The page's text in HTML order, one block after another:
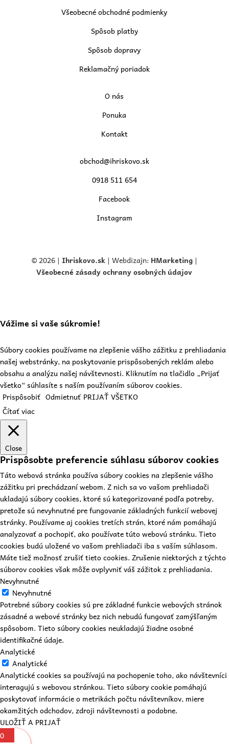
Všeobecné obchodné podmienky
Spôsob platby
Spôsob dopravy
Reklamačný poriadok
O nás
Ponuka
Kontakt
obchod@ihriskovo.sk
0918 511 654
Facebook
Instagram
© 2026 | Ihriskovo.sk| Webdizajn: HMarketing |
Všeobecné zásady ochrany osobných údajov
Vážime si vaše súkromie!
Súbory cookies používame na zlepšenie vášho zážitku z prehliadania
našej webstránky, na poskytovanie prispôsobených reklám alebo
obsahu a analýzu našej návštevnosti. Kliknutím na tlačidlo „Prijať
všetko“ súhlasíte s naším používaním súborov cookies.
Prispôsobiť Odmietnuť PRIJAŤ VŠETKO
Čítať viac
Close
Prispôsobte preferencie súhlasu súborov cookies
Táto webová stránka používa súbory cookies na zlepšenie vášho
zážitku pri prechádzaní webom. Z nich sa vo vašom prehliadači
ukladajú súbory cookies, ktoré sú kategorizované podľa potreby,
pretože sú nevyhnutné pre fungovanie základných funkcií webovej
stránky. Používame aj cookies tretích strán, ktoré nám pomáhajú
analyzovať a pochopiť, ako používate túto webovú stránku. Tieto
cookies budú uložené vo vašom prehliadači iba s vaším súhlasom.
Máte tiež možnosť zrušiť tieto cookies. Zrušenie niektorých z týchto
súborov cookies však môže ovplyvniť váš zážitok z prehliadania.
Nevyhnutné
Nevyhnutné
Potrebné súbory cookies sú pre základné funkcie webových stránok
zásadné a webové stránky bez nich nebudú fungovať zamýšľaným
spôsobom. Tieto súbory cookies neukladajú žiadne osobné
identifikačné údaje.
Analytické
Analytické
Analytické cookies sa používajú na pochopenie toho, ako návštevníci
interagujú s webovou stránkou. Tieto súbory cookie pomáhajú
poskytovať informácie o metrikách počtu návštevníkov, miere
okamžitých odchodov, zdroji návštevnosti a podobne.
ULOŽIŤ A PRIJAŤ
0